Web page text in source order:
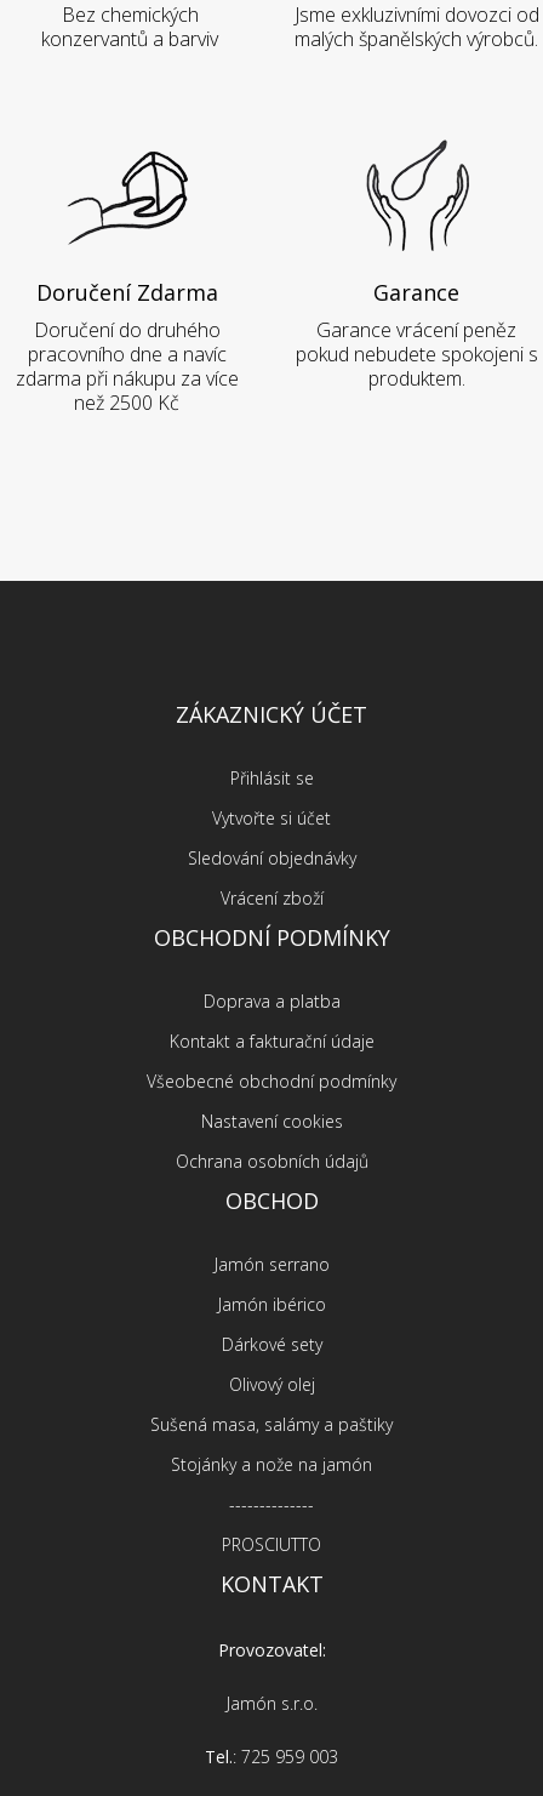
Bez chemických
konzervantů a barviv
Jsme exkluzivními dovozci od
malých španělských výrobců.
Doručení Zdarma
Doručení do druhého
pracovního dne a navíc
zdarma při nákupu za více
než 2500 Kč
Garance
Garance vrácení peněz
pokud nebudete spokojeni s
produktem.
ZÁKAZNICKÝ ÚČET
Přihlásit se
Vytvořte si účet
Sledování objednávky
Vrácení zboží
OBCHODNÍ PODMÍNKY
Doprava a platba
Kontakt a fakturační údaje
Všeobecné obchodní podmínky
Nastavení cookies
Ochrana osobních údajů
OBCHOD
Jamón serrano
Jamón ibérico
Dárkové sety
Olivový olej
Sušená masa, salámy a paštiky
Stojánky a nože na jamón
--------------
PROSCIUTTO
KONTAKT
Provozovatel:
Jamón s.r.o.
Tel.: 725 959 003